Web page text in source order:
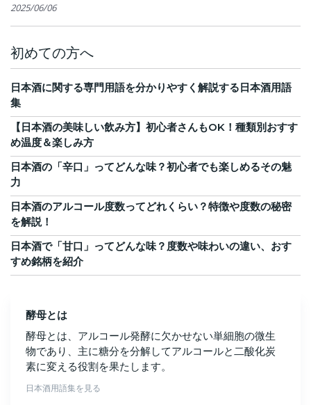
2025/06/06
初めての方へ
日本酒に関する専門用語を分かりやすく解説する日本酒用語
集
【日本酒の美味しい飲み方】初心者さんもOK！種類別おすす
め温度＆楽しみ方
日本酒の「辛口」ってどんな味？初心者でも楽しめるその魅
力
日本酒のアルコール度数ってどれくらい？特徴や度数の秘密
を解説！
日本酒で「甘口」ってどんな味？度数や味わいの違い、おす
すめ銘柄を紹介
酵母とは
酵母とは、アルコール発酵に欠かせない単細胞の微生
物であり、主に糖分を分解してアルコールと二酸化炭
素に変える役割を果たします。
日本酒用語集を見る